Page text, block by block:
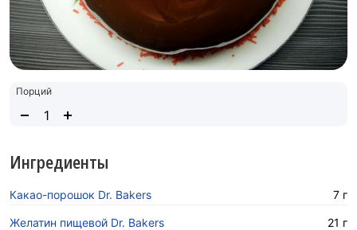
Порций
Ингредиенты
Какао-порошок Dr. Bakers 7 г
Желатин пищевой Dr. Bakers 21 г